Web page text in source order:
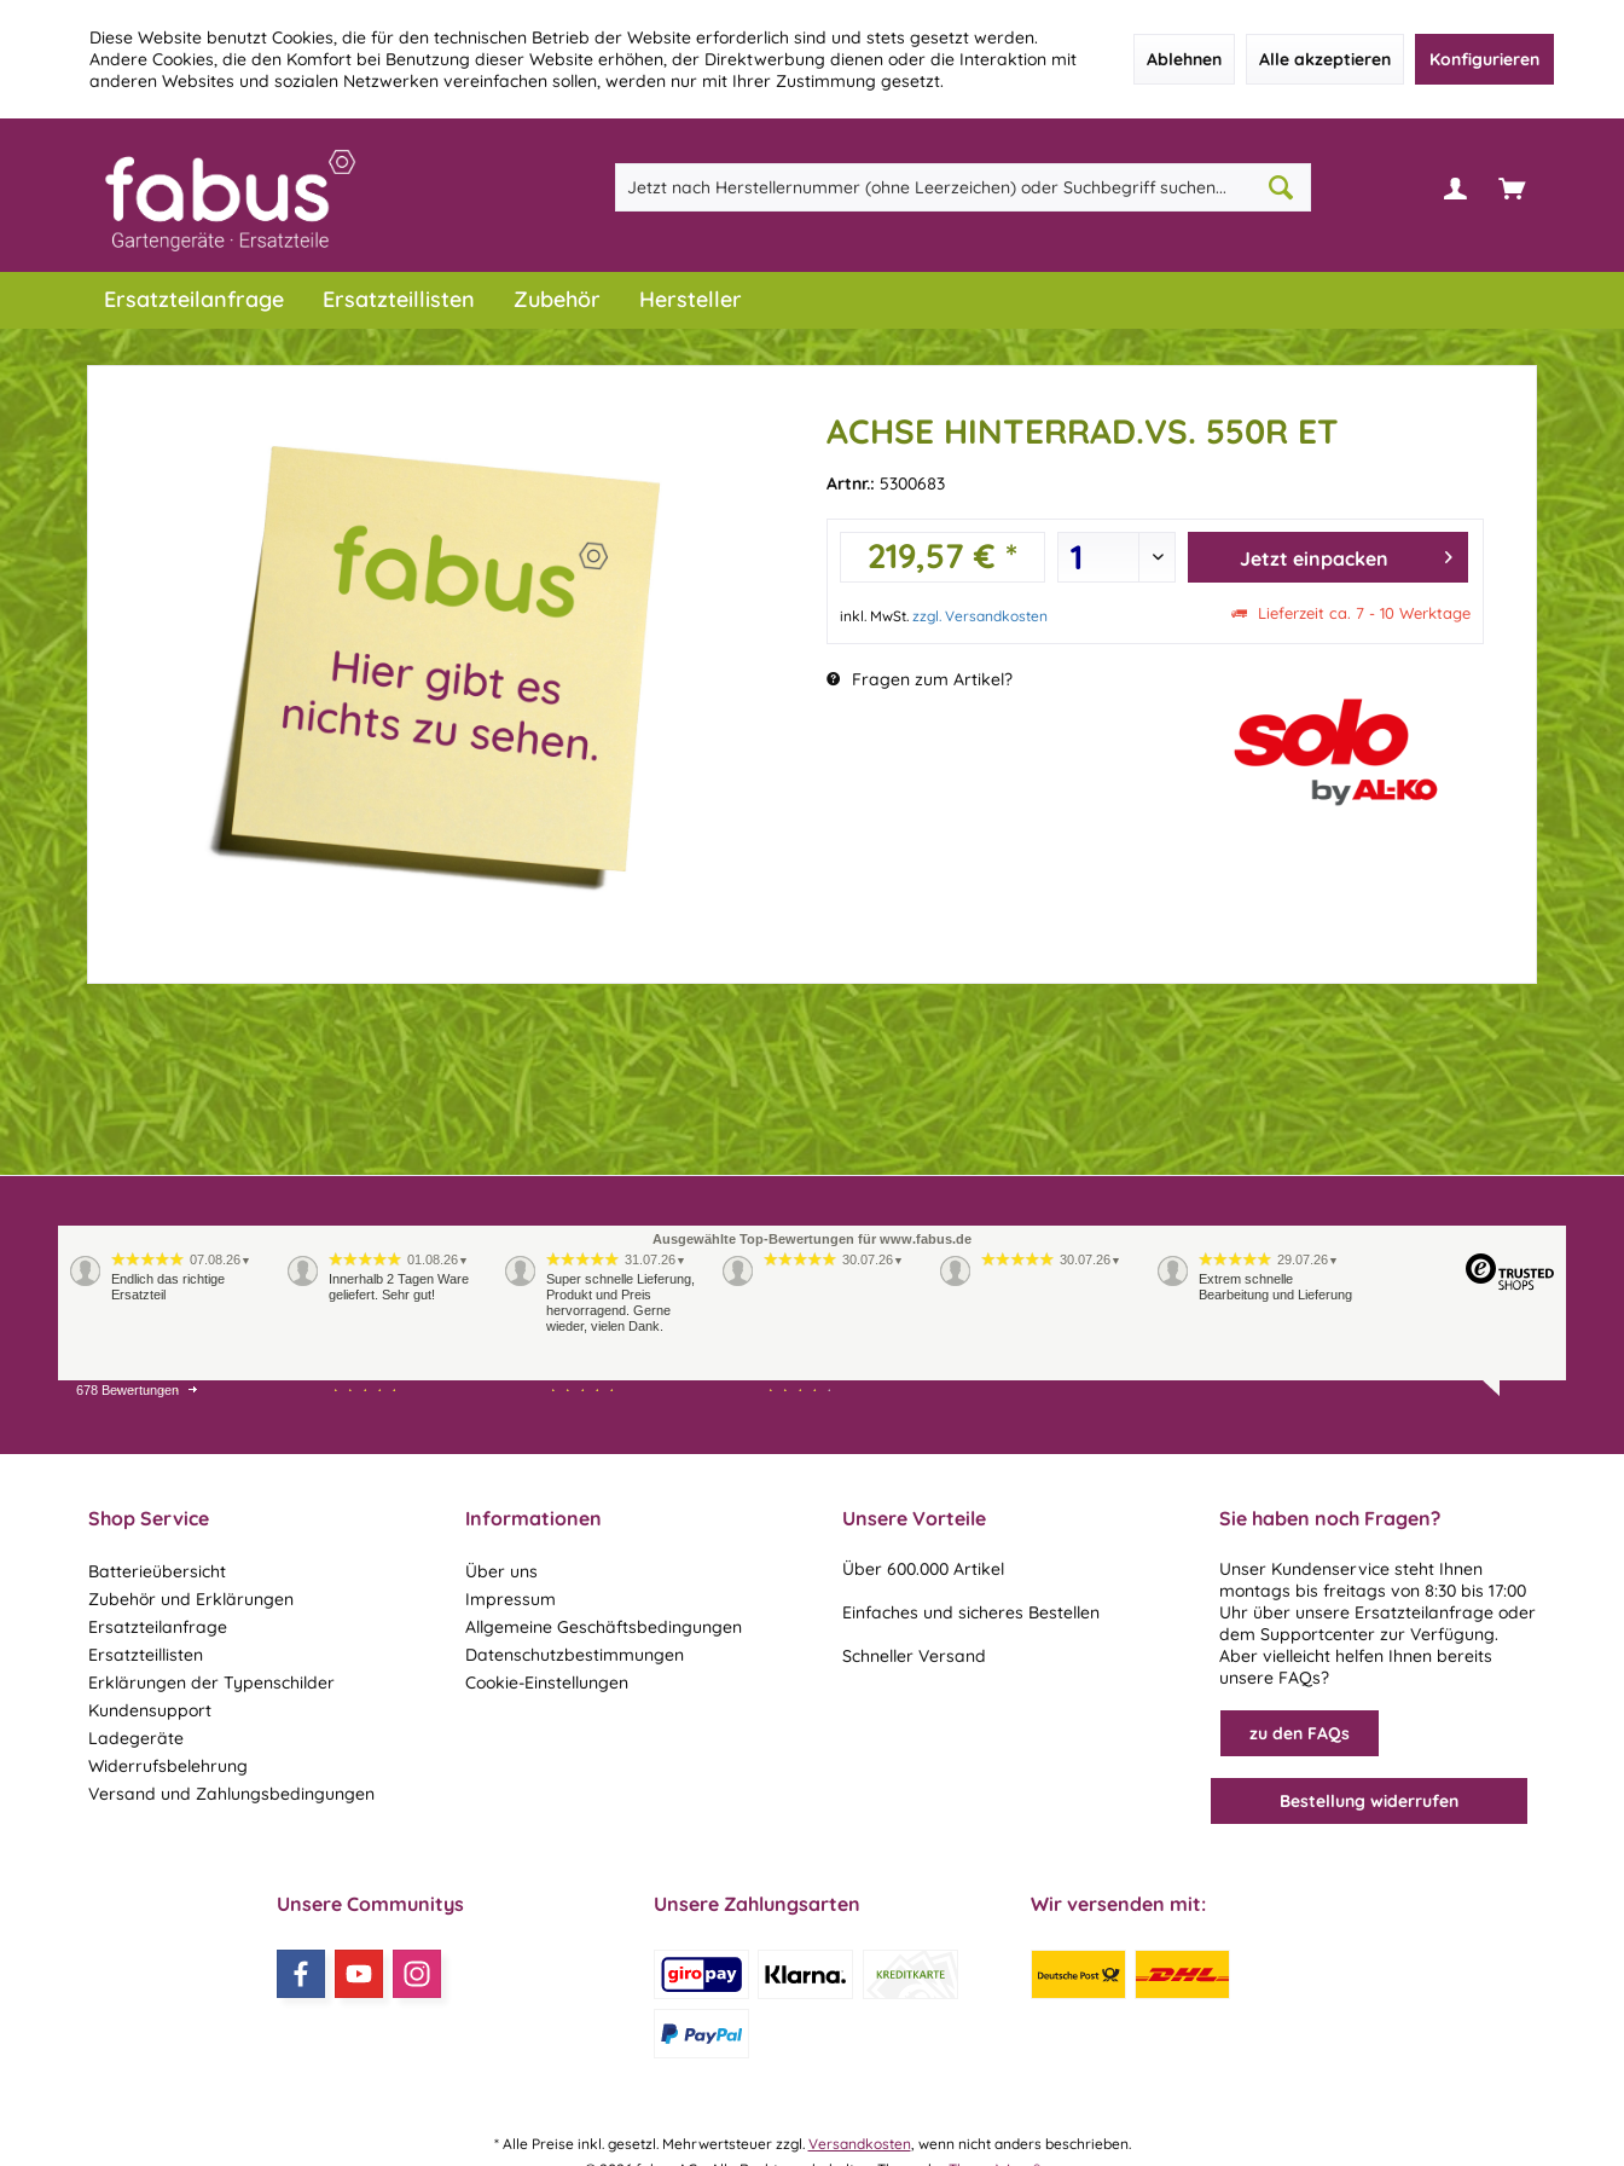
Diese Website benutzt Cookies, die für den technischen Betrieb der Website erforderlich sind und stets gesetzt werden.
Andere Cookies, die den Komfort bei Benutzung dieser Website erhöhen, der Direktwerbung dienen oder die Interaktion mit
anderen Websites und sozialen Netzwerken vereinfachen sollen, werden nur mit Ihrer Zustimmung gesetzt.
Ablehnen Alle akzeptieren Konfigurieren
Ersatzteilanfrage Ersatzteillisten Zubehör Hersteller
ACHSE HINTERRAD.VS. 550R ET
Artnr.: 5300683
219,57 € * Jetzt einpacken
inkl. MwSt. zzgl. Versandkosten Lieferzeit ca. 7 - 10 Werktage
Fragen zum Artikel?
Ausgewählte Top-Bewertungen für www.fabus.de
07.08.26 ▼
Endlich das richtige
Ersatzteil
01.08.26 ▼
Innerhalb 2 Tagen Ware
geliefert. Sehr gut!
31.07.26 ▼
Super schnelle Lieferung,
Produkt und Preis
hervorragend. Gerne
wieder, vielen Dank.
30.07.26 ▼ 30.07.26 ▼ 29.07.26 ▼
Extrem schnelle
Bearbeitung und Lieferung
28.07.26
678 Bewertungen
Shop Service
Batterieübersicht
Zubehör und Erklärungen
Ersatzteilanfrage
Ersatzteillisten
Erklärungen der Typenschilder
Kundensupport
Ladegeräte
Widerrufsbelehrung
Versand und Zahlungsbedingungen
Informationen
Über uns
Impressum
Allgemeine Geschäftsbedingungen
Datenschutzbestimmungen
Cookie-Einstellungen
Unsere Vorteile
Über 600.000 Artikel
Einfaches und sicheres Bestellen
Schneller Versand
Sie haben noch Fragen?
Unser Kundenservice steht Ihnen
montags bis freitags von 8:30 bis 17:00
Uhr über unsere Ersatzteilanfrage oder
dem Supportcenter zur Verfügung.
Aber vielleicht helfen Ihnen bereits
unsere FAQs?
zu den FAQs
Bestellung widerrufen
Unsere Communitys Unsere Zahlungsarten Wir versenden mit:
* Alle Preise inkl. gesetzl. Mehrwertsteuer zzgl. Versandkosten, wenn nicht anders beschrieben.